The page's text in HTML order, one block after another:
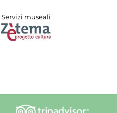
Servizi museali